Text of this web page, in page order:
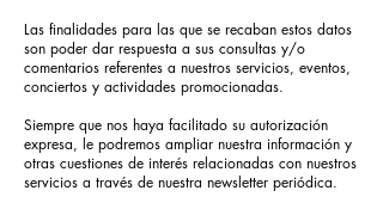
Las finalidades para las que se recaban estos datos
son poder dar respuesta a sus consultas y/o
comentarios referentes a nuestros servicios, eventos,
conciertos y actividades promocionadas.
Siempre que nos haya facilitado su autorización
expresa, le podremos ampliar nuestra información y
otras cuestiones de interés relacionadas con nuestros
servicios a través de nuestra newsletter periódica.